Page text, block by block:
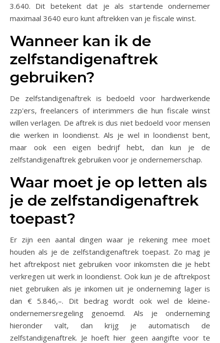
3.640. Dit betekent dat je als startende ondernemer
maximaal 3640 euro kunt aftrekken van je fiscale winst.
Wanneer kan ik de
zelfstandigenaftrek
gebruiken?
De zelfstandigenaftrek is bedoeld voor hardwerkende
zzp'ers, freelancers of interimmers die hun fiscale winst
willen verlagen. De aftrek is dus niet bedoeld voor mensen
die werken in loondienst. Als je wel in loondienst bent,
maar ook een eigen bedrijf hebt, dan kun je de
zelfstandigenaftrek gebruiken voor je ondernemerschap.
Waar moet je op letten als
je de zelfstandigenaftrek
toepast?
Er zijn een aantal dingen waar je rekening mee moet
houden als je de zelfstandigenaftrek toepast. Zo mag je
het aftrekpost niet gebruiken voor inkomsten die je hebt
verkregen uit werk in loondienst. Ook kun je de aftrekpost
niet gebruiken als je inkomen uit je onderneming lager is
dan € 5.846,–. Dit bedrag wordt ook wel de kleine-
ondernemersregeling genoemd. Als je onderneming
hieronder valt, dan krijg je automatisch de
zelfstandigenaftrek. Je hoeft hier geen aangifte voor te